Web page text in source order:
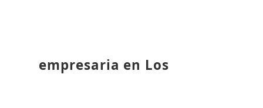
empresaria en Los